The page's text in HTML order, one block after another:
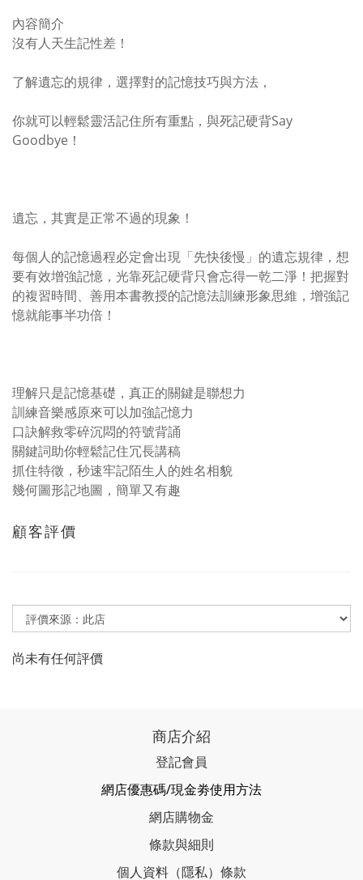
內容簡介
沒有人天生記性差！
了解遺忘的規律，選擇對的記憶技巧與方法，
你就可以輕鬆靈活記住所有重點，與死記硬背Say
Goodbye！
遺忘，其實是正常不過的現象！
每個人的記憶過程必定會出現「先快後慢」的遺忘規律，想
要有效增強記憶，光靠死記硬背只會忘得一乾二淨！把握對
的複習時間、善用本書教授的記憶法訓練形象思維，增強記
憶就能事半功倍！
理解只是記憶基礎，真正的關鍵是聯想力
訓練音樂感原來可以加強記憶力
口訣解救零碎沉悶的符號背誦
關鍵詞助你輕鬆記住冗長講稿
抓住特徵，秒速牢記陌生人的姓名相貌
幾何圖形記地圖，簡單又有趣
顧客評價
尚未有任何評價
商店介紹
登記會員
網店優惠碼/現金劵使用方法
網店購物金
條款與細則
個人資料（隱私）條款